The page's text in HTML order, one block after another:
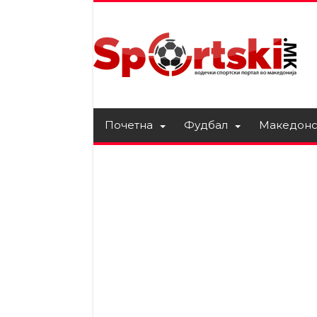
Почетна Фудбал